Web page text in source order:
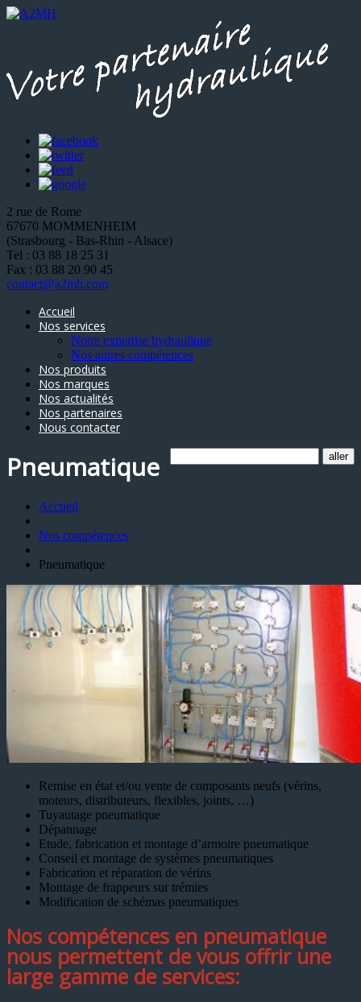
2 rue de Rome
67670 MOMMENHEIM
(Strasbourg - Bas-Rhin - Alsace)
Tel : 03 88 18 25 31
Fax : 03 88 20 90 45
contact@a2mh.com
Accueil
Nos services
Notre expertise hydraulique
Nos autres compétences
Nos produits
Nos marques
Nos actualités
Nos partenaires
Nous contacter
Pneumatique
Accueil
Nos compétences
Pneumatique
Remise en état et/ou vente de composants neufs (vérins,
moteurs, distributeurs, flexibles, joints, …)
Tuyautage pneumatique
Dépannage
Etude, fabrication et montage d’armoire pneumatique
Conseil et montage de systèmes pneumatiques
Fabrication et réparation de vérins
Montage de frappeurs sur trémies
Modification de schémas pneumatiques
Nos compétences en pneumatique
nous permettent de vous offrir une
large gamme de services: